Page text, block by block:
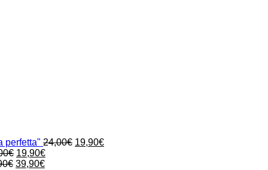
perfetta" 24,00€ Il
19,90€Il
€ Il
prezzo
19,90€Il
€ Il
39,90€Il